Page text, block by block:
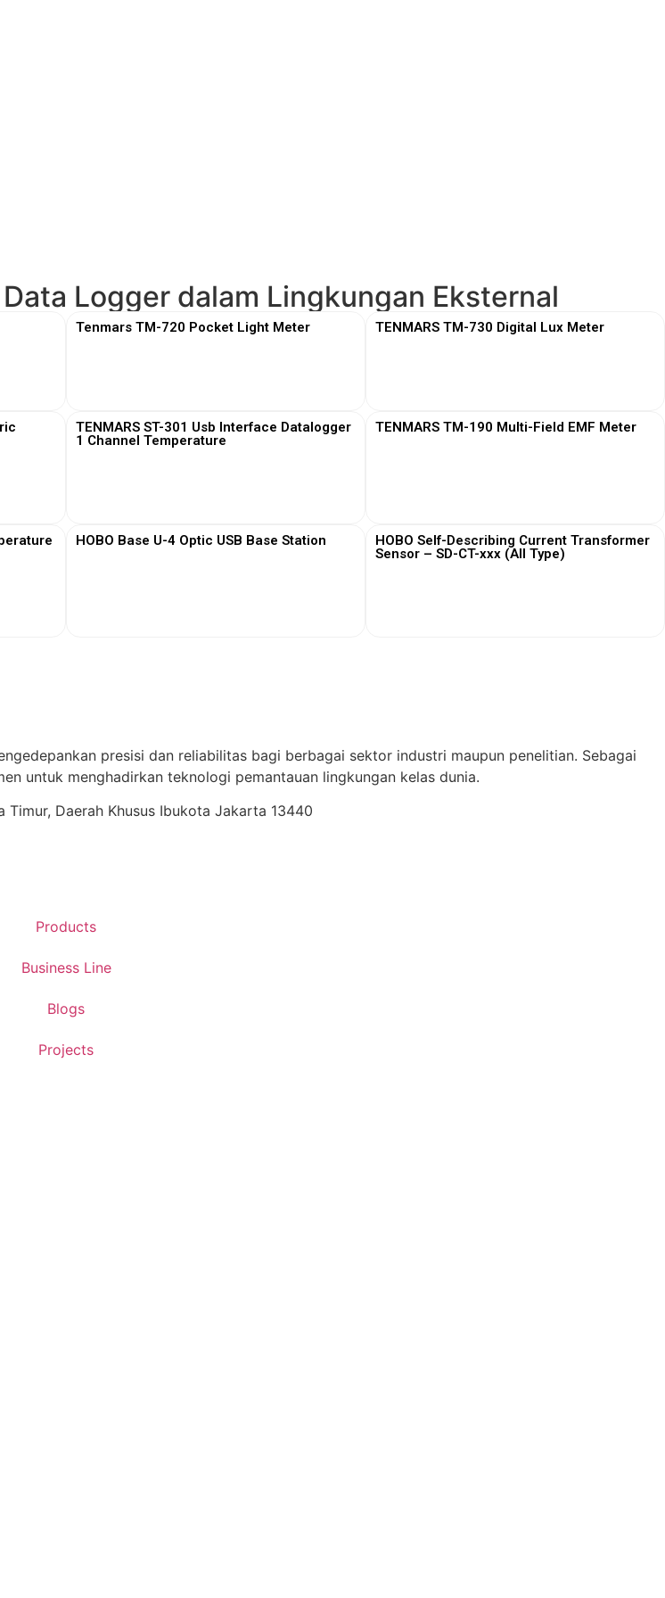
Logger dalam Lingkungan Eksternal
Tenmars TM-720 Pocket Light Meter TENMARS TM-730 Digital Lux Meter
TENMARS ST-301 Usb Interface Datalogger
1 Channel Temperature
TENMARS TM-190 Multi-Field EMF Meter
HOBO Base U-4 Optic USB Base Station
HOBO Self-Describing Current Transformer
Sensor – SD-CT-xxx (All Type)
presisi dan reliabilitas bagi berbagai sektor industri maupun penelitian. Sebagai
untuk menghadirkan teknologi pemantauan lingkungan kelas dunia.
Timur, Daerah Khusus Ibukota Jakarta 13440
Products
Business Line
Blogs
Projects